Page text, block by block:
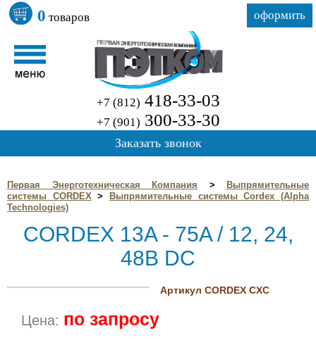
0 товаров оформить
+7 (812) 418-33-03
+7 (901) 300-33-30
Заказать звонок
Первая Энерготехническая Компания >
Выпрямительные
системы CORDEX>
Выпрямительные системы Cordex (Alpha
Technologies)
CORDEX 13A - 75A / 12, 24,
48В DC
Артикул CORDEX CXC
Цена: по запросу